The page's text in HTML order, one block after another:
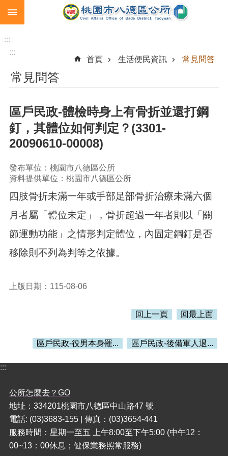
跳到主要內容區塊
市
民
急
難
救
進
階
搜
本
區
紹
活
資
訊
機
關
通
:::
:::
首頁
生活便民資訊 常見問答
常見問答
區戶民政-體檢時身上有骨折並還打鋼
釘，其體位如何判定？(3301-
20090610-00008)
發布單位：桃園市八德區公所
資料提供單位：桃園市八德區公所
四肢骨折未滿一年或手部足部骨折治療未滿六個
月者屬「體位未定」，骨折超過一年者則以「關
節運動功能」之情形判定體位，內固定鋼釘是否
移除則不列為判等之依據。
上版日期：115-08-06
回上一頁 回最上面
區戶民政-役男本身罹... 區戶民政-後備軍人退...
:::
公所怎麼去？GO
地址：334201桃園市八德區中山路47 號
電話: (03)3683-155 | 傳真：(03)3654-441
服務時間：星期一至五 上午8:00至下午5:00 (中午12：
00~13：00休息；健保業務照常服務)